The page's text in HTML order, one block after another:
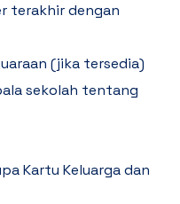
terakhir dengan
(jika tersedia)
sekolah tentang
Kartu Keluarga dan